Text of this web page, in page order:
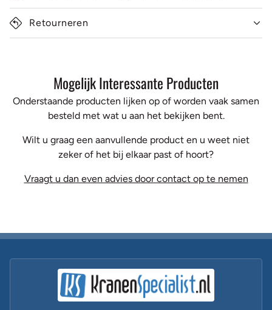
Retourneren
Mogelijk Interessante Producten
Onderstaande producten lijken op of worden vaak samen
besteld met wat u aan het bekijken bent.
Wilt u graag een aanvullende product en u weet niet
zeker of het bij elkaar past of hoort?
Vraagt u dan even advies door contact op te nemen